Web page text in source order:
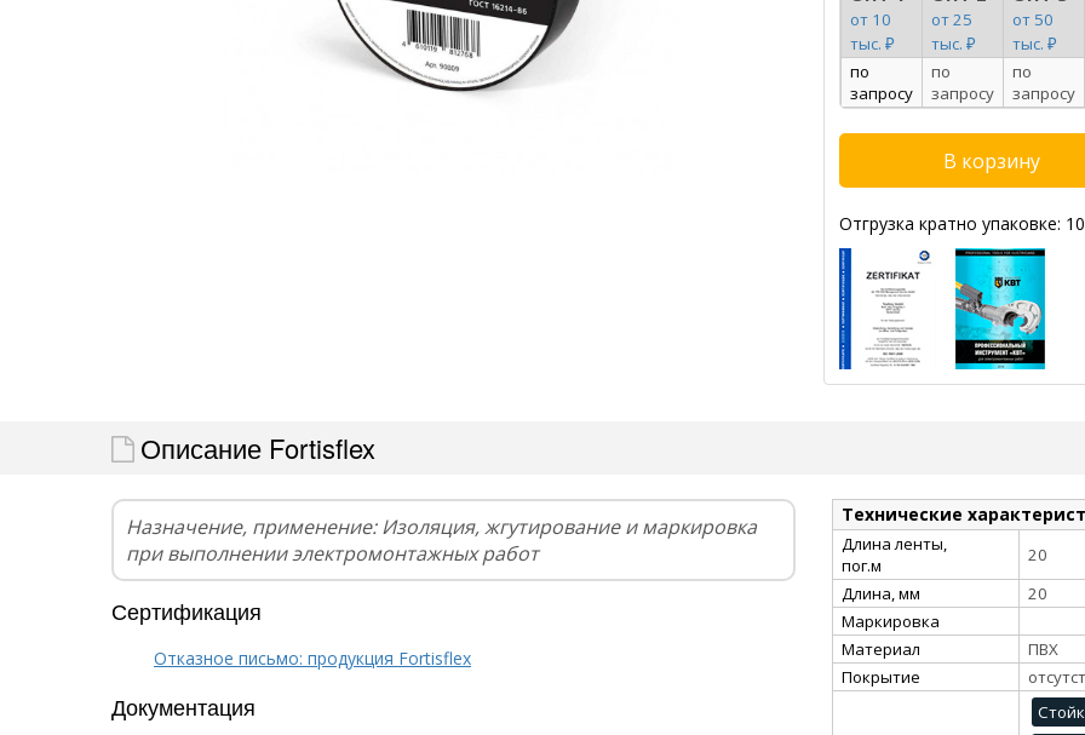
от 10
тыс. ₽
от 25
тыс. ₽
от 50
тыс. ₽
по
запросу
по
запросу
по
запросу
Отгрузка кратно упаковке:
Описание Fortisflex
Назначение, применение: Изоляция, жгутирование и маркировка
при выполнении электромонтажных работ
Сертификация
Отказное письмо: продукция Fortisflex
Документация
Технические
Длина ленты,
пог.м
20
Длина, мм
20
Маркировка
Материал
ПВХ
Покрытие